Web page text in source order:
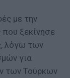
με την
ξεκίνησε
λόγω των
για
των Τούρκων